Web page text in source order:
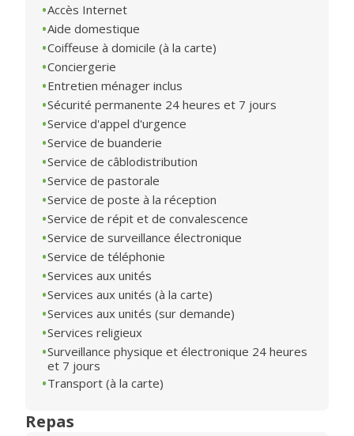
Accès Internet
Aide domestique
Coiffeuse à domicile (à la carte)
Conciergerie
Entretien ménager inclus
Sécurité permanente 24 heures et 7 jours
Service d'appel d'urgence
Service de buanderie
Service de câblodistribution
Service de pastorale
Service de poste à la réception
Service de répit et de convalescence
Service de surveillance électronique
Service de téléphonie
Services aux unités
Services aux unités (à la carte)
Services aux unités (sur demande)
Services religieux
Surveillance physique et électronique 24 heures
et 7 jours
Transport (à la carte)
Repas